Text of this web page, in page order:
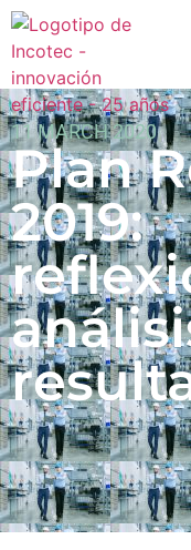
11 MARCH 2020
Plan
2019: